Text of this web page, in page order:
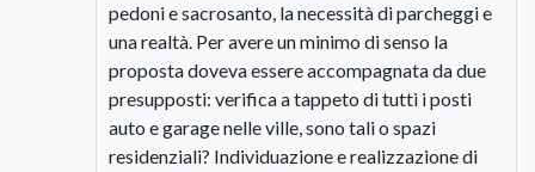
pedoni e sacrosanto, la necessità di parcheggi e
una realtà. Per avere un minimo di senso la
proposta doveva essere accompagnata da due
presupposti: verifica a tappeto di tutti i posti
auto e garage nelle ville, sono tali o spazi
residenziali? Individuazione e realizzazione di